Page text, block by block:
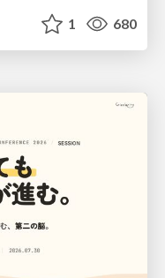
1 680